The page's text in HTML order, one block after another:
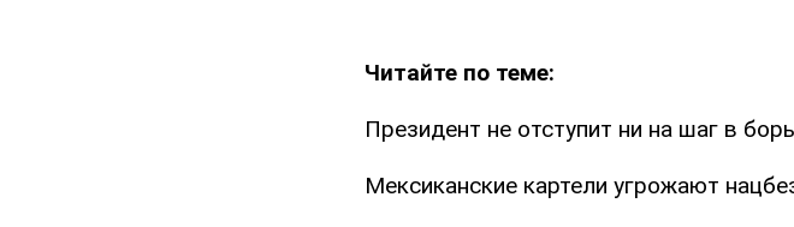
Читайте по теме:
Президент не отступит ни на шаг в
Мексиканские картели угрожают